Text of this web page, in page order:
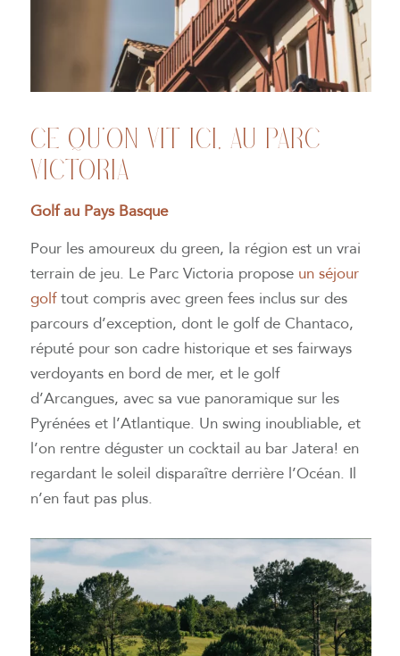
CE QU’ON VIT ICI, AU PARC
VICTORIA
Golf au Pays Basque
Pour les amoureux du green, la région est un vrai
terrain de jeu. Le Parc Victoria propose un séjour
golftout compris avec green fees inclus sur des
parcours d’exception, dont le golf de Chantaco,
réputé pour son cadre historique et ses fairways
verdoyants en bord de mer, et le golf
d’Arcangues, avec sa vue panoramique sur les
Pyrénées et l’Atlantique. Un swing inoubliable, et
l’on rentre déguster un cocktail au bar Jatera! en
regardant le soleil disparaître derrière l’Océan. Il
n’en faut pas plus.